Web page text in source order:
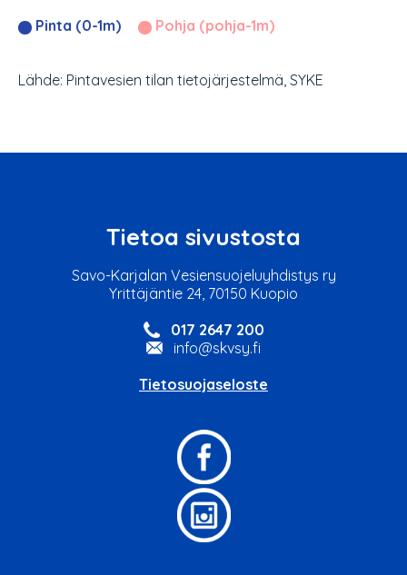
Pinta (0-1m) Pohja (pohja-1m)
Lähde: Pintavesien tilan tietojärjestelmä, SYKE
Tietoa sivustosta
Savo-Karjalan Vesiensuojeluyhdistys ry
Yrittäjäntie 24, 70150 Kuopio
017 2647 200
info@skvsy.fi
Tietosuojaseloste